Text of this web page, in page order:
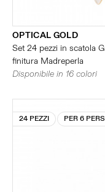
OPTICAL GOLD
Set 24 pezzi in scatola
finitura Madreperla
Disponibile in 16 colori
24 PEZZI PER 6